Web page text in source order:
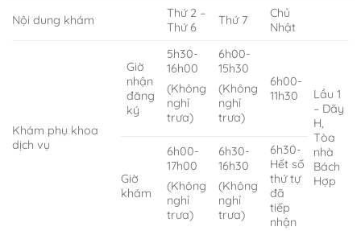
Nội dung khám
Thứ 2 –
Thứ 6
Thứ 7
Chủ
Nhật
Khám phụ khoa
dịch vụ
Giờ
nhận
đăng
ký
5h30-
16h00
(Không
nghỉ
trưa)
6h00-
15h30
(Không
nghỉ
trưa)
6h00-
11h30
Lầu 1
– Dãy
H,
Tòa
nhà
Bách
Hợp
Giờ
khám
6h00-
17h00
(Không
nghỉ
trưa)
6h30-
16h30
(Không
nghỉ
trưa)
6h30-
Hết số
thứ tự
đã
tiếp
nhận